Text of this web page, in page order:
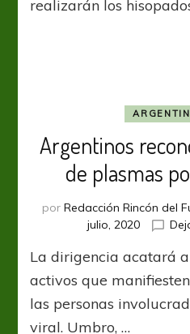
realizarán los
Argentinos
de plasmas
por Redacción Rincón del
julio, 2020
La dirigencia acatará
activos que
las personas
viral. Umbro, …